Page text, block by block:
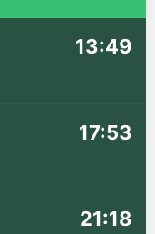
13:49
17:53
21:18